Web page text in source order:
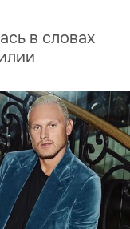
в словах